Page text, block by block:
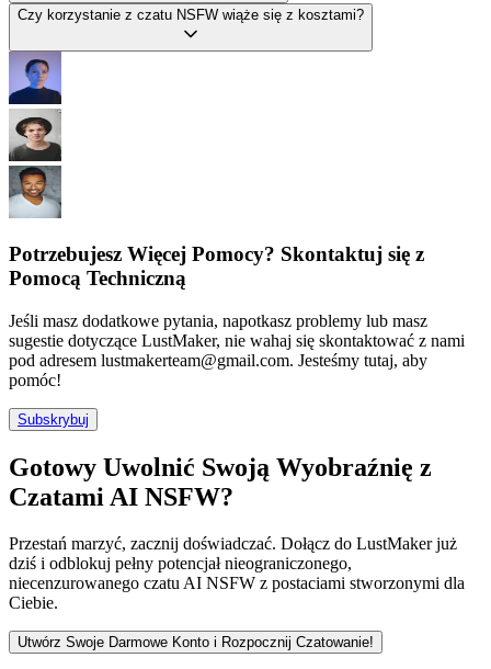
Czy korzystanie z czatu NSFW wiąże się z kosztami?
Potrzebujesz Więcej Pomocy? Skontaktuj się z
Pomocą Techniczną
Jeśli masz dodatkowe pytania, napotkasz problemy lub masz
sugestie dotyczące LustMaker, nie wahaj się skontaktować z nami
pod adresem lustmakerteam@gmail.com. Jesteśmy tutaj, aby
pomóc!
Subskrybuj
Gotowy Uwolnić Swoją Wyobraźnię z
Czatami AI NSFW?
Przestań marzyć, zacznij doświadczać. Dołącz do LustMaker już
dziś i odblokuj pełny potencjał nieograniczonego,
niecenzurowanego czatu AI NSFW z postaciami stworzonymi dla
Ciebie.
Utwórz Swoje Darmowe Konto i Rozpocznij Czatowanie!